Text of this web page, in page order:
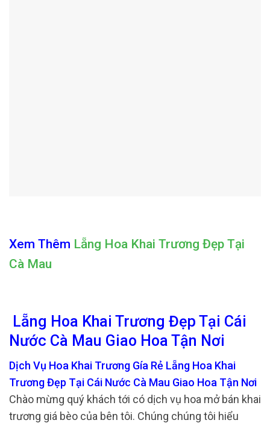
Xem Thêm Lẵng Hoa Khai Trương Đẹp Tại
Cà Mau
Lẵng Hoa Khai Trương Đẹp Tại Cái
Nước Cà Mau Giao Hoa Tận Nơi
Dịch Vụ Hoa Khai Trương Gía Rẻ Lẵng Hoa Khai
Trương Đẹp Tại Cái Nước Cà Mau Giao Hoa Tận Nơi
Chào mừng quý khách tới có dịch vụ hoa mở bán khai
trương giá bèo của bên tôi. Chúng chúng tôi hiểu